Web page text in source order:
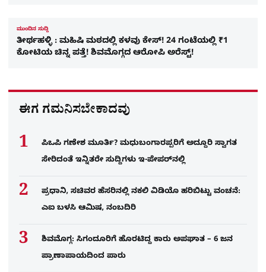
ಮುಂದಿನ ಸುದ್ದಿ
ತೀರ್ಥಹಳ್ಳಿ : ಮಹಿಷಿ ಮಠದಲ್ಲಿ ಕಳವು ಕೇಸ್​! 24 ಗಂಟೆಯಲ್ಲಿ ₹1
ಕೋಟಿಯ ಚಿನ್ನ ಪತ್ತೆ! ಶಿವಮೊಗ್ಗದ ಆರೋಪಿ ಅರೆಸ್ಟ್​!
ಈಗ ಗಮನಿಸಬೇಕಾದವು
ಪಿಒಪಿ ಗಣೇಶ ಮೂರ್ತಿ? ಮಧುಬಂಗಾರಪ್ಪರಿಗೆ ಅದ್ದೂರಿ ಸ್ವಾಗತ
ಸೇರಿದಂತೆ ಇನ್ನಿತರೇ ಸುದ್ದಿಗಳು ಇ-ಪೇಪರ್​ನಲ್ಲಿ
ಪ್ರಧಾನಿ, ಸಚಿವರ ಹೆಸರಿನಲ್ಲಿ ನಕಲಿ ವಿಡಿಯೊ ಹರಿಬಿಟ್ಟು ವಂಚನೆ:
ಎಐ ಬಳಸಿ ಆಮಿಷ, ನಂಬದಿರಿ
ಶಿವಮೊಗ್ಗ: ಸಿಗಂದೂರಿಗೆ ಹೊರಟಿದ್ದ ಕಾರು ಅಪಘಾತ – 6 ಜನ
ಪ್ರಾಣಾಪಾಯದಿಂದ ಪಾರು